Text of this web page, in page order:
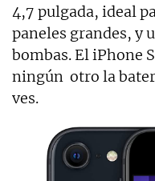
4,7 pulgada, ideal
paneles grandes, y
bombas. El iPhone
ningún otro la
ves.